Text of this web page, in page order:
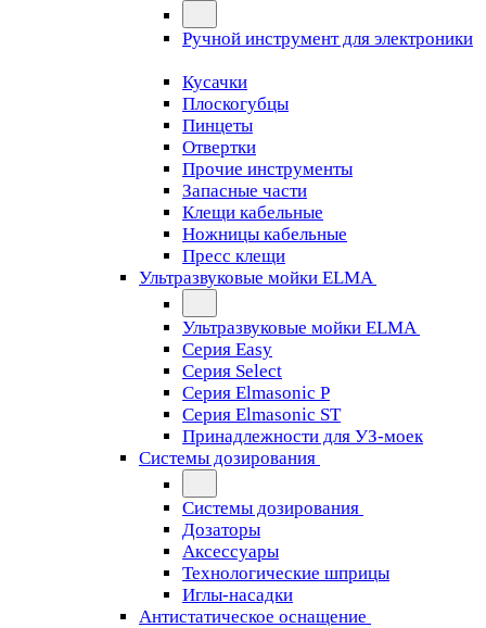
Ручной инструмент для электроники
Кусачки
Плоскогубцы
Пинцеты
Отвертки
Прочие инструменты
Запасные части
Клещи кабельные
Ножницы кабельные
Пресс клещи
Ультразвуковые мойки ELMA
Ультразвуковые мойки ELMA
Серия Easy
Серия Select
Серия Elmasonic P
Серия Elmasonic ST
Принадлежности для УЗ-моек
Системы дозирования
Системы дозирования
Дозаторы
Аксессуары
Технологические шприцы
Иглы-насадки
Антистатическое оснащение